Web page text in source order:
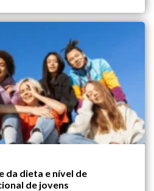
da dieta e nível de
de jovens